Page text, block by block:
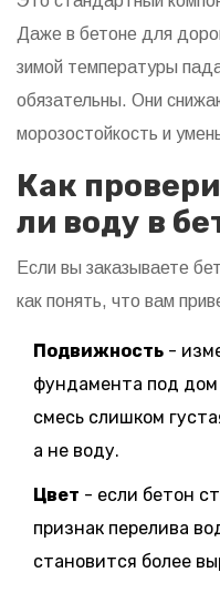
Даже в бетоне для
зимой температуры
обязательны. Они
морозостойкость и
Как
ли воду в
Если вы заказываете
как понять, что вам
Подвижность -
фундамента под
смесь слишком
а не воду.
Цвет - если бетон
признак перелива
становится более